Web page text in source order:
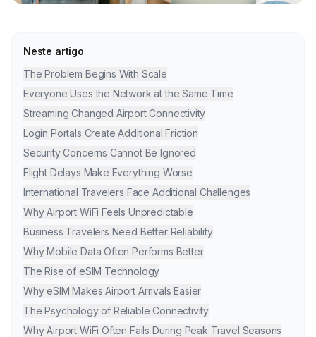
Neste artigo
The Problem Begins With Scale
Everyone Uses the Network at the Same Time
Streaming Changed Airport Connectivity
Login Portals Create Additional Friction
Security Concerns Cannot Be Ignored
Flight Delays Make Everything Worse
International Travelers Face Additional Challenges
Why Airport WiFi Feels Unpredictable
Business Travelers Need Better Reliability
Why Mobile Data Often Performs Better
The Rise of eSIM Technology
Why eSIM Makes Airport Arrivals Easier
The Psychology of Reliable Connectivity
Why Airport WiFi Often Fails During Peak Travel Seasons